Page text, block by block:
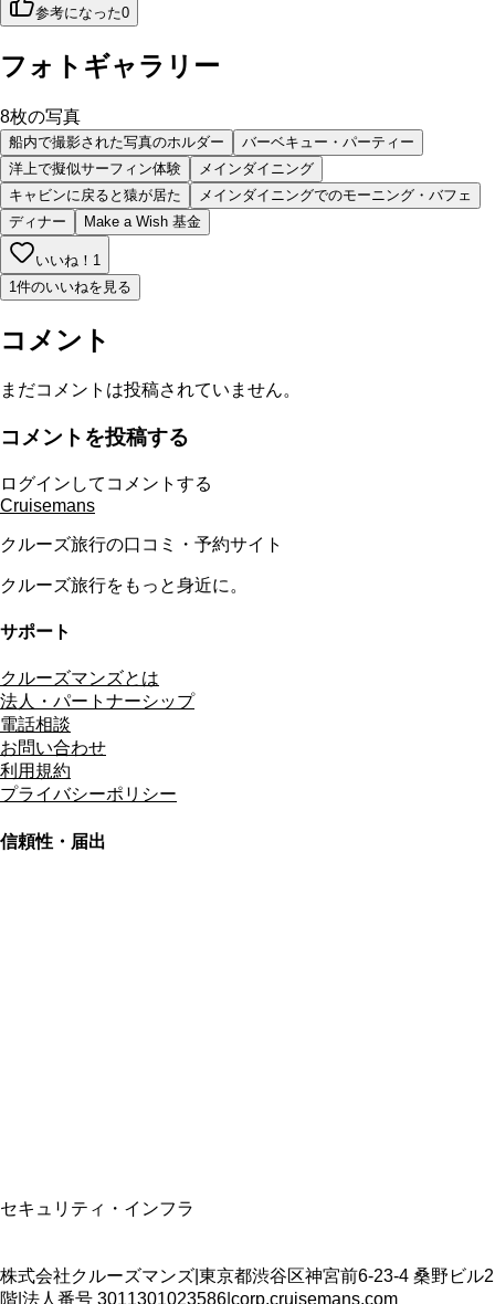
参考になった0
フォトギャラリー
8枚の写真
船内で撮影された写真のホルダー
バーベキュー・パーティー
洋上で擬似サーフィン体験
メインダイニング
キャビンに戻ると猿が居た
メインダイニングでのモーニング・バフェ
ディナー
Make a Wish 基金
いいね！ 1
1件のいいねを見る
コメント
まだコメントは投稿されていません。
コメントを投稿する
ログインしてコメントする
Cruisemans
クルーズ旅行の口コミ・予約サイト
クルーズ旅行をもっと身近に。
サポート
クルーズマンズとは
法人・パートナーシップ
電話相談
お問い合わせ
利用規約
プライバシーポリシー
信頼性・届出
セキュリティ・インフラ
株式会社クルーズマンズ 東京都渋谷区神宮前6-23-4 桑野ビル2
階 法人番号 3011301023586 corp.cruisemans.com